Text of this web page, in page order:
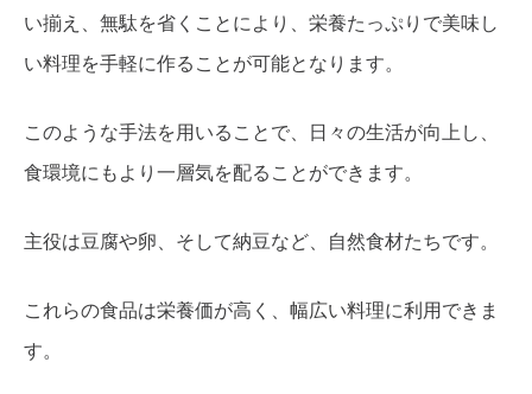
い揃え、無駄を省くことにより、栄養たっぷりで美味し
い料理を手軽に作ることが可能となります。
このような手法を用いることで、日々の生活が向上し、
食環境にもより一層気を配ることができます。
主役は豆腐や卵、そして納豆など、自然食材たちです。
これらの食品は栄養価が高く、幅広い料理に利用できま
す。